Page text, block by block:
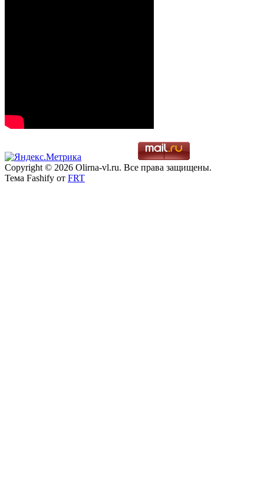
Copyright © 2026 Olirna-vl.ru. Все права защищены.
Тема Fashify от FRT